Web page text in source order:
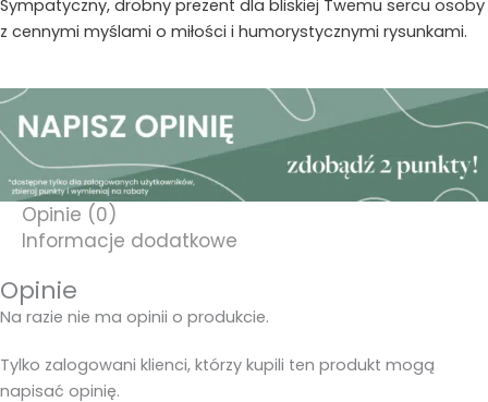
Sympatyczny, drobny prezent dla bliskiej Twemu sercu osoby
z cennymi myślami o miłości i humorystycznymi rysunkami.
Opinie (0)
Informacje dodatkowe
Opinie
Na razie nie ma opinii o produkcie.
Tylko zalogowani klienci, którzy kupili ten produkt mogą
napisać opinię.